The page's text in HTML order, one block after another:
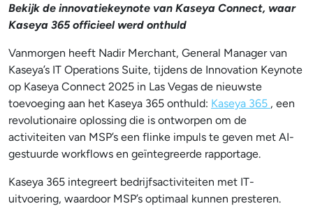
Bekijk de innovatiekeynote van Kaseya Connect, waar
Kaseya 365 officieel werd onthuld
Vanmorgen heeft Nadir Merchant, General Manager van
Kaseya’s IT Operations Suite, tijdens de Innovation Keynote
op Kaseya Connect 2025 in Las Vegas de nieuwste
toevoeging aan het Kaseya 365 onthuld: Kaseya 365 , een
revolutionaire oplossing die is ontworpen om de
activiteiten van MSP’s een flinke impuls te geven met AI-
gestuurde workflows en geïntegreerde rapportage.
Kaseya 365 integreert bedrijfsactiviteiten met IT-
uitvoering, waardoor MSP’s optimaal kunnen presteren.